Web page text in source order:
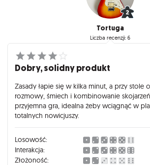
Tortuga
Liczba recenzji: 6
Dobry, solidny produkt
Zasady łapie się w kilka minut, a przy stole
rozmowy, śmiech i kombinowanie
przyjemna gra, idealna żeby wciągnąć w
totalnych nowicjuszy.
Losowość:
Interakcja:
Złożoność: